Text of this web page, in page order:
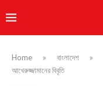
Home » বাংলাদেশ »
আখেরুজ্জামানের বিবৃতি